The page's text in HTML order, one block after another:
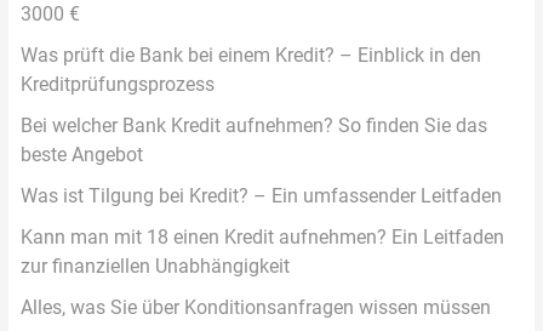
3000 €
Was prüft die Bank bei einem Kredit? – Einblick in den
Kreditprüfungsprozess
Bei welcher Bank Kredit aufnehmen? So finden Sie das
beste Angebot
Was ist Tilgung bei Kredit? – Ein umfassender Leitfaden
Kann man mit 18 einen Kredit aufnehmen? Ein Leitfaden
zur finanziellen Unabhängigkeit
Alles, was Sie über Konditionsanfragen wissen müssen